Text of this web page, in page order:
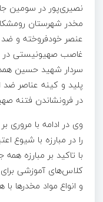
نصیری‌پور در سومین
مخدر شهرستان
عنصر خودفروخته و
غاصب صهیونیستی در
سردار شهید حسین
پلید و کینه عناصر
در فرونشاندن فتنه
وی در ادامه با
را در مبارزه با شیوع
با تاکید بر مبارزه
کلاس‌های آموزشی برای
و انواع مواد مخدرها